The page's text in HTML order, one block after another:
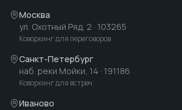
Москва
ул. Охотный Ряд, 2 · 103265
Коворкинг для переговоров
Санкт-Петербург
наб. реки Мойки, 14 · 191186
Коворкинг для встреч
Иваново